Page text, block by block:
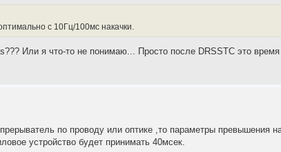
с 10Гц/100мс накачки.
Или я что-то не понимаю... Просто после DRSSTС это время
по проводу или оптике ,то параметры превышения
устройство будет принимать 40мсек.